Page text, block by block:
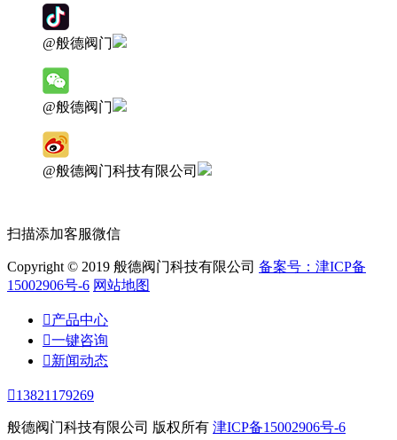
@般德阀门
@般德阀门
@般德阀门科技有限公司
扫描添加客服微信
Copyright © 2019 般德阀门科技有限公司 备案号：津ICP备
15002906号-6 网站地图
产品中心
一键咨询
新闻动态
13821179269
般德阀门科技有限公司 版权所有 津ICP备15002906号-6